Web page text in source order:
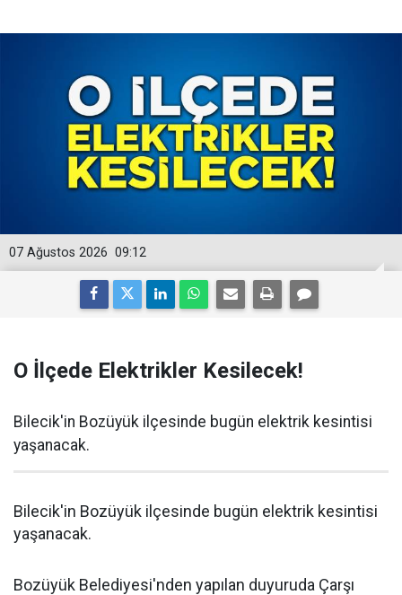
09:12
07 Ağustos 2026
O İlçede Elektrikler Kesilecek!
Bilecik'in Bozüyük ilçesinde bugün elektrik kesintisi
yaşanacak.
Bilecik'in Bozüyük ilçesinde bugün elektrik kesintisi
yaşanacak.
Bozüyük Belediyesi'nden yapılan duyuruda Çarşı